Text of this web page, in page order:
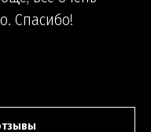
Спасибо!